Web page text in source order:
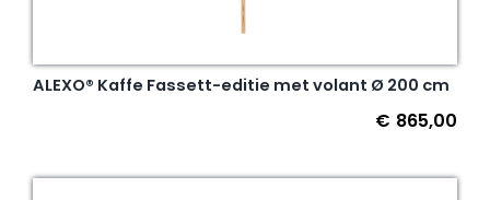
ALEXO® Kaffe Fassett-editie met volant Ø 200 cm
€ 865,00